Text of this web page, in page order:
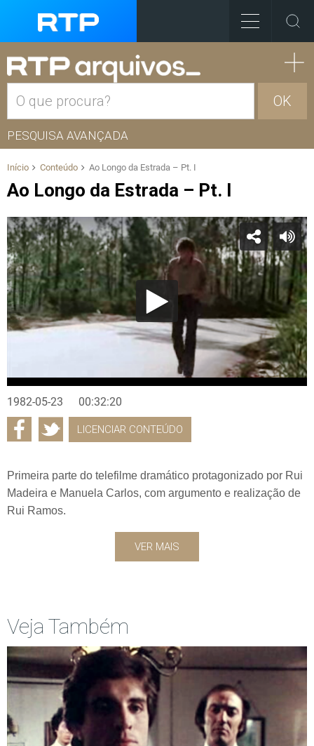
OK
PESQUISA AVANÇADA
Início Conteúdo Ao Longo da Estrada – Pt. I
Ao Longo da Estrada – Pt. I
1982-05-23 00:32:20
LICENCIAR CONTEÚDO
Primeira parte do telefilme dramático protagonizado por Rui
Madeira e Manuela Carlos, com argumento e realização de
Rui Ramos.
VER MAIS
Veja Também